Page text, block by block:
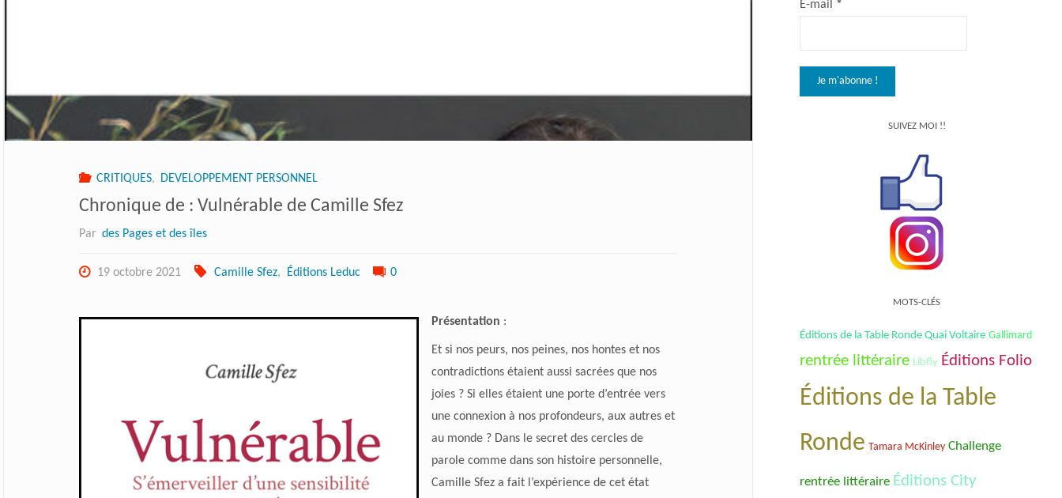
CRITIQUES, DEVELOPPEMENT PERSONNEL
Chronique de : Vulnérable de Camille Sfez
Par des Pages et des îles
19 octobre 2021 Camille Sfez, Éditions Leduc 0
Présentation :
Et si nos peurs, nos peines, nos hontes et nos
contradictions étaient aussi sacrées que nos
joies ? Si elles étaient une porte d’entrée vers
une connexion à nos profondeurs, aux autres et
au monde ? Dans le secret des cercles de
parole comme dans son histoire personnelle,
Camille Sfez a fait l’expérience de cet état
E-mail *
SUIVEZ MOI !!
MOTS-CLÉS
Éditions de la Table Ronde Quai Voltaire Gallimard
rentrée littéraire Libfly Éditions Folio
Éditions de la Table
Ronde Tamara McKinley Challenge
rentrée littéraire Éditions City